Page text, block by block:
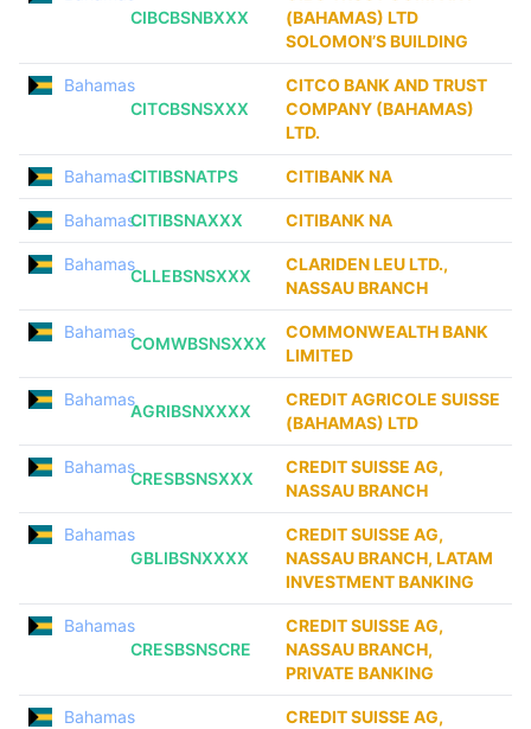
CIBCBSNBXXX
(BAHAMAS) LTD
SOLOMON’S BUILDING
Bahamas
CITCBSNSXXX
CITCO BANK AND TRUST
COMPANY (BAHAMAS)
LTD.
BahamasCITIBSNATPS CITIBANK NA
BahamasCITIBSNAXXX CITIBANK NA
Bahamas
CLLEBSNSXXX
CLARIDEN LEU LTD.,
NASSAU BRANCH
Bahamas
COMWBSNSXXX
COMMONWEALTH BANK
LIMITED
Bahamas
AGRIBSNXXXX
CREDIT AGRICOLE SUISSE
(BAHAMAS) LTD
Bahamas
CRESBSNSXXX
CREDIT SUISSE AG,
NASSAU BRANCH
Bahamas
GBLIBSNXXXX
CREDIT SUISSE AG,
NASSAU BRANCH, LATAM
INVESTMENT BANKING
Bahamas
CRESBSNSCRE
CREDIT SUISSE AG,
NASSAU BRANCH,
PRIVATE BANKING
Bahamas CREDIT SUISSE AG,